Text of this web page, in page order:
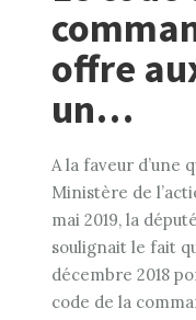
offre
un…
A la faveur d’une
Ministère de
mai 2019, la
soulignait le fait
décembre 2018
code de la